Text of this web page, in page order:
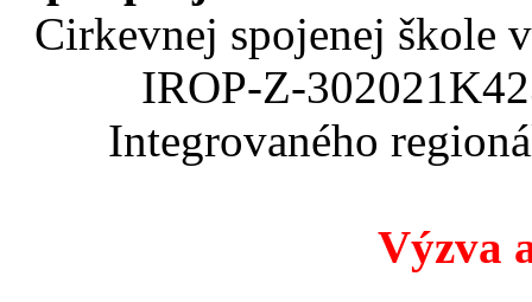
Cirkevnej spojenej
IROP-Z-
Integrovaného
Výzva